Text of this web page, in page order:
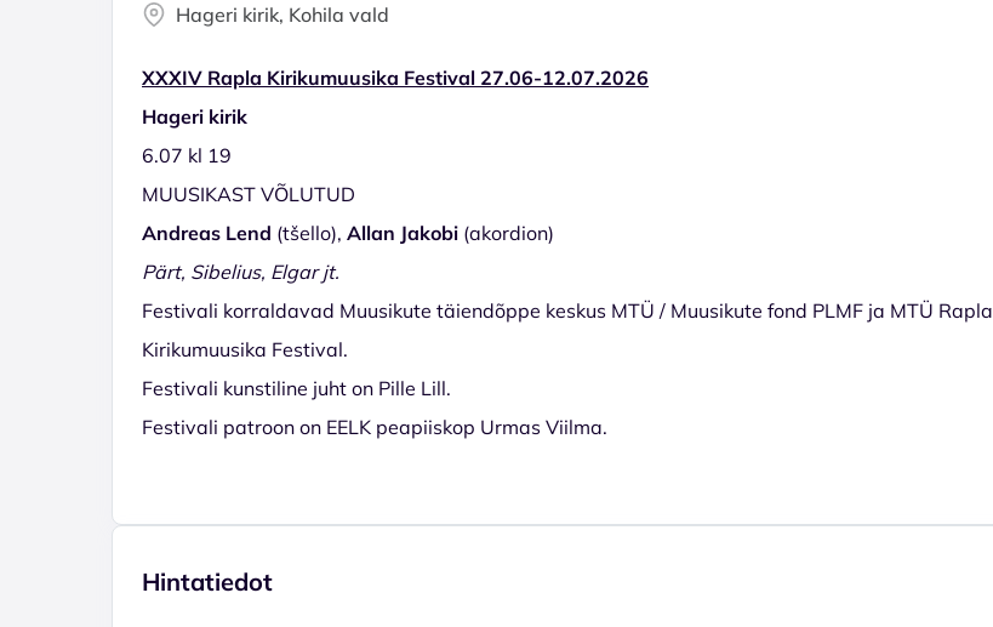
Hageri kirik, Kohila vald
XXXIV Rapla Kirikumuusika Festival 27.06-12.07.2026
Hageri kirik
6.07 kl 19
MUUSIKAST VÕLUTUD
Andreas Lend (tšello), Allan Jakobi (akordion)
Pärt, Sibelius, Elgar jt.
Festivali korraldavad Muusikute täiendõppe keskus MTÜ / Muusikute fond PLMF ja MTÜ Rapla
Kirikumuusika Festival.
Festivali kunstiline juht on Pille Lill.
Festivali patroon on EELK peapiiskop Urmas Viilma.
Hintatiedot